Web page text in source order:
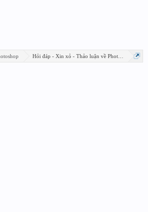
Hỏi đáp - Xin xỏ - Thảo luận về Photoshop